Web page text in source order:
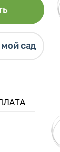
сад